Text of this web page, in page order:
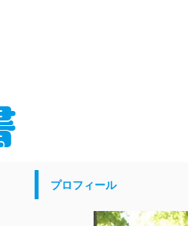
プロフィール